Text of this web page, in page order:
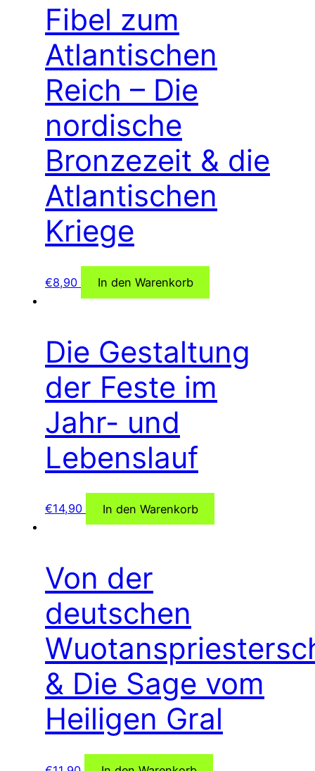
Fibel zum
Atlantischen
Reich – Die
nordische
Bronzezeit & die
Atlantischen
Kriege
€8,90 In den Warenkorb
Die Gestaltung
der Feste im
Jahr- und
Lebenslauf
€14,90 In den Warenkorb
Von der
deutschen
& Die Sage vom
Heiligen Gral